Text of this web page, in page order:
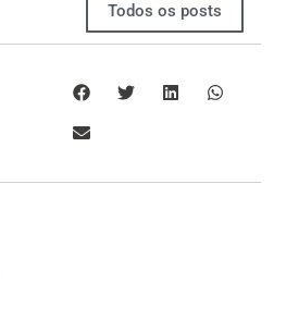
Todos os posts